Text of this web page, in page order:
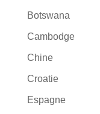
Botswana
Cambodge
Chine
Croatie
Espagne